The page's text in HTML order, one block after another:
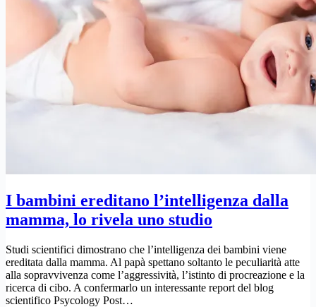
I bambini ereditano l’intelligenza dalla
mamma, lo rivela uno studio
Studi scientifici dimostrano che l’intelligenza dei bambini viene
ereditata dalla mamma. Al papà spettano soltanto le peculiarità atte
alla sopravvivenza come l’aggressività, l’istinto di procreazione e la
ricerca di cibo. A confermarlo un interessante report del blog
scientifico Psycology Post…